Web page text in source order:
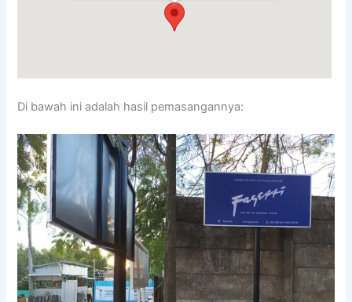
Di bawah ini adalah hasil pemasangannya: